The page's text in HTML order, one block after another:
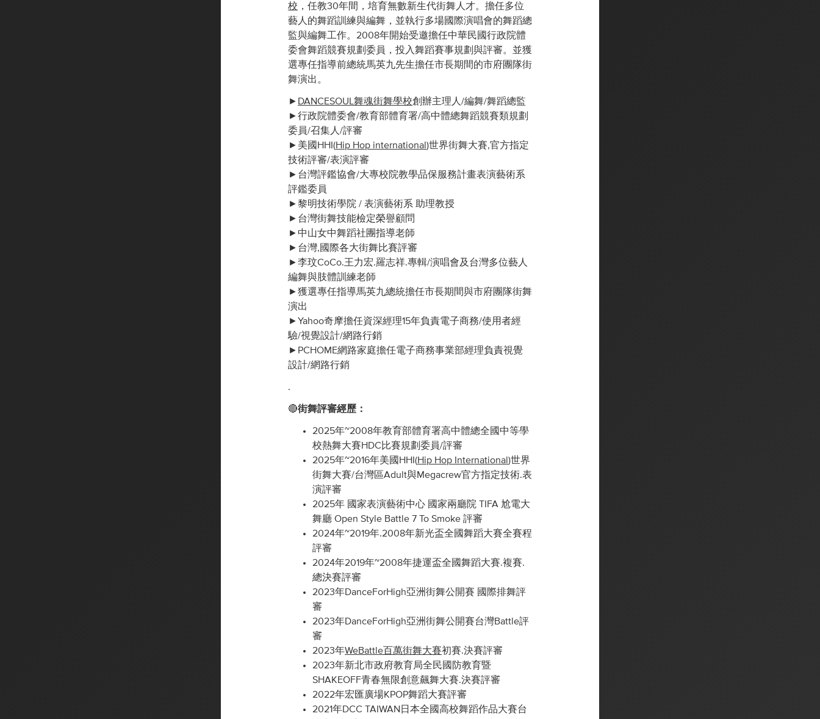
校 ，任教30年間，培育無數新生代街舞人才。擔任多位
藝人的舞蹈訓練與編舞，並執行多場國際演唱會的舞蹈總
監與編舞工作。2008年開始受邀擔任中華民國行政院體
委會舞蹈競賽規劃委員，投入舞蹈賽事規劃與評審。並獲
選專任指導前總統馬英九先生擔任市長期間的市府團隊街
舞演出。
► DANCESOUL舞魂街舞學校創辦主理人/編舞/舞蹈總監
►行政院體委會/教育部體育署/高中體總舞蹈競賽類規劃
委員/召集人/評審
►美國HHI(Hip Hop international )世界街舞大賽,官方指定
技術評審/表演評審
►台灣評鑑協會/大專校院教學品保服務計畫表演藝術系
評鑑委員
►黎明技術學院 / 表演藝術系 助理教授
►台灣街舞技能檢定榮譽顧問
►中山女中舞蹈社團指導老師
►台灣,國際各大街舞比賽評審
►李玟CoCo.王力宏.羅志祥.專輯/演唱會及台灣多位藝人
編舞與肢體訓練老師
►獲選專任指導馬英九總統擔任市長期間與市府團隊街舞
演出
►Yahoo奇摩擔任資深經理15年負責電子商務/使用者經
驗/視覺設計/網路行銷
►PCHOME網路家庭擔任電子商務事業部經理負責視覺
設計/網路行銷
.
🔴街舞評審經歷：
2025年~2008年教育部體育署高中體總全國中等學
校熱舞大賽HDC比賽規劃委員/評審
2025年~2016年美國HHI(Hip Hop International )世界
街舞大賽/台灣區Adult與Megacrew官方指定技術.表
演評審
2025年 國家表演藝術中心 國家兩廳院 TIFA 尬電大
舞廳 Open Style Battle 7 To Smoke 評審
2024年~2019年.2008年新光盃全國舞蹈大賽全賽程
評審
2024年2019年~2008年捷運盃全國舞蹈大賽.複賽.
總決賽評審
2023年DanceForHigh亞洲街舞公開賽 國際排舞評
審
2023年DanceForHigh亞洲街舞公開賽台灣Battle評
審
2023年WeBattle百萬街舞大賽初賽.決賽評審
2023年新北市政府教育局全民國防教育暨
SHAKEOFF青春無限創意飆舞大賽.決賽評審
2022年宏匯廣場KPOP舞蹈大賽評審
2021年DCC TAIWAN日本全國高校舞蹈作品大賽台